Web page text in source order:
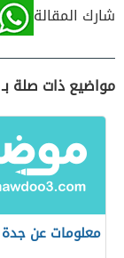
شارك المقالة
مواضيع ذات صلة
معلومات عن جدة